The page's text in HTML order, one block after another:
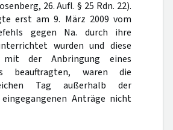
26. Aufl. § 25 Rdn. 22).
erst am 9. März 2009 vom
gegen Na. durch ihre
wurden und diese
mit der Anbringung eines
beauftragten, waren die
Tag außerhalb der
Anträge nicht